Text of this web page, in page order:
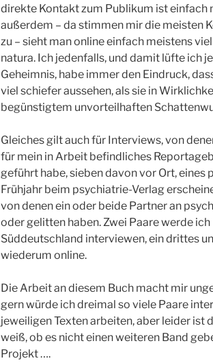
direkte Kontakt zum Publikum ist einfach
außerdem – da stimmen mir die meisten
zu – sieht man online einfach meistens
natura. Ich jedenfalls, und damit lüfte ich
Geheimnis, habe immer den Eindruck,
viel schiefer aussehen, als sie in
begünstigtem unvorteilhaften
Gleiches gilt auch für Interviews, von
für mein in Arbeit befindliches
geführt habe, sieben davon vor Ort, eines
Frühjahr beim psychiatrie-Verlag
von denen ein oder beide Partner an
oder gelitten haben. Zwei Paare werde
Süddeutschland interviewen, ein drittes
wiederum online.
Die Arbeit an diesem Buch macht mir
gern würde ich dreimal so viele Paare
jeweiligen Texten arbeiten, aber leider ist
weiß, ob es nicht einen weiteren Band
Projekt ….